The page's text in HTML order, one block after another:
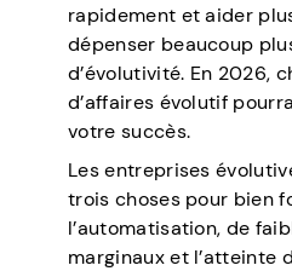
rapidement et aider
dépenser beaucoup
d’évolutivité. En 2026,
d’affaires évolutif
votre succès.
Les entreprises
trois choses pour bien
l’automatisation, de
marginaux et l’atteinte